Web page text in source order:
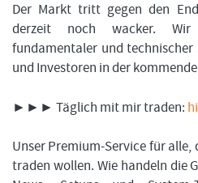
Der Markt tritt gegen den
derzeit noch wacker.
fundamentaler und
und Investoren in der
►►► Täglich mit mir traden:
Unser Premium-Service für
traden wollen. Wie handeln die